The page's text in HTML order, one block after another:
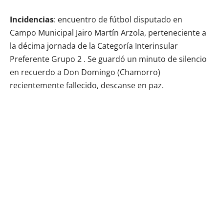
Incidencias: encuentro de fútbol disputado en
Campo Municipal Jairo Martín Arzola, perteneciente a
la décima jornada de la Categoría Interinsular
Preferente Grupo 2 . Se guardó un minuto de silencio
en recuerdo a Don Domingo (Chamorro)
recientemente fallecido, descanse en paz.